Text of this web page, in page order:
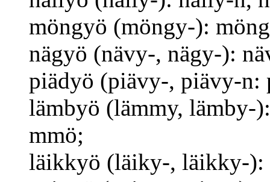
möngyö (möngy-):
nägyö (nävy-, nägy-):
piädyö (piävy-, piävy-n:
lämbyö (lämmy, lämby-
mmö;
läikkyö (läiky-, läikky-